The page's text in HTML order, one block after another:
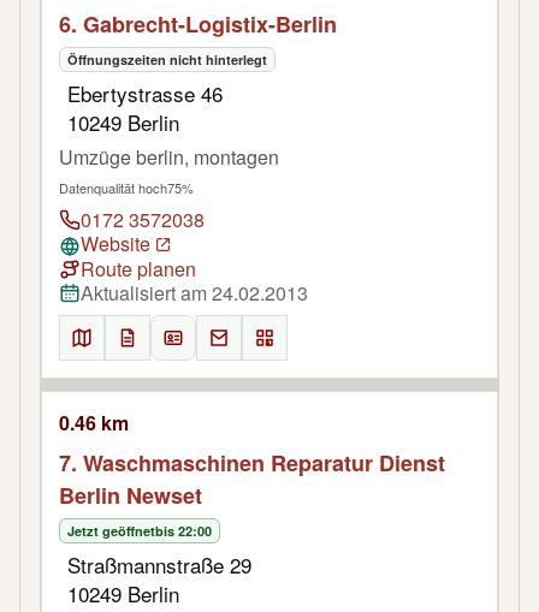
6. Gabrecht-Logistix-Berlin
Öffnungszeiten nicht hinterlegt
Ebertystrasse 46
10249 Berlin
Umzüge berlin, montagen
Datenqualität hoch75%
0172 3572038
Website
Route planen
Aktualisiert am 24.02.2013
0.46 km
7. Waschmaschinen Reparatur Dienst
Berlin Newset
Jetzt geöffnetbis 22:00
Straßmannstraße 29
10249 Berlin